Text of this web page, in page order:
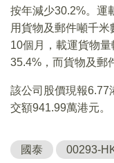
按年減少30.2%。運
用貨物及郵件噸千
10個月，載運貨物
35.4%，而貨物及郵
該公司股價現報6.77
交額941.99萬港元。
國泰 00293-